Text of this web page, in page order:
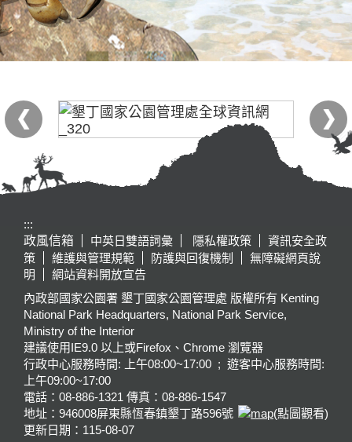
:::
政風信箱
中英日雙語詞彙 隱私權政策
資訊安全政
策
維護與管理規範 防護與回復機制
無障礙網頁說
明
網站資料開放宣告
內政部國家公園署 墾丁國家公園管理處 版權所有 Kenting
National Park Headquarters, National Park Service,
Ministry of the Interior
建議使用IE9.0 以上或Firefox、Chrome 瀏覽器
行政中心服務時間: 上午08:00~17:00 ; 遊客中心服務時間:
上午09:00~17:00
電話：08-886-1321 傳真：08-886-1547
地址：946008屏東縣恆春鎮墾丁路596號
(點圖觀看)
更新日期： 115-08-07